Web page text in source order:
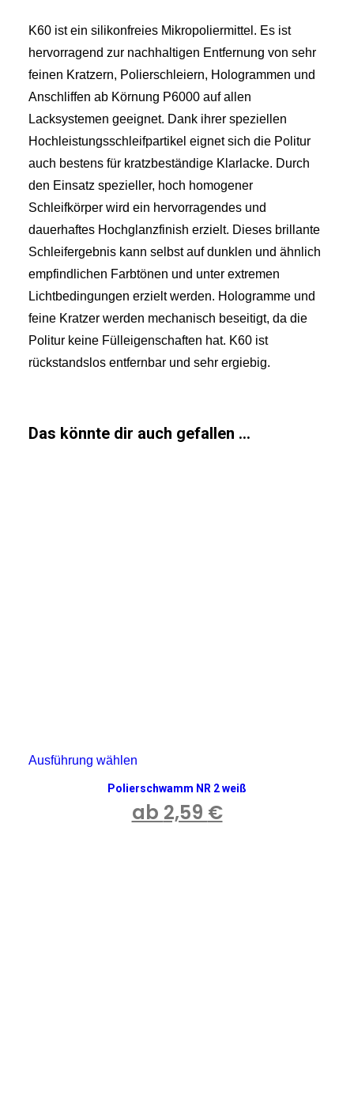
LOGIN / REGISTER
WARENKORB
K60 ist ein silikonfreies Mikropoliermittel. Es ist
hervorragend zur nachhaltigen Entfernung von sehr
feinen Kratzern, Polierschleiern, Hologrammen und
Anschliffen ab Körnung P6000 auf allen
Lacksystemen geeignet. Dank ihrer speziellen
Hochleistungsschleifpartikel eignet sich die Politur
auch bestens für kratzbeständige Klarlacke. Durch
den Einsatz spezieller, hoch homogener
Schleifkörper wird ein hervorragendes und
dauerhaftes Hochglanzfinish erzielt. Dieses brillante
Schleifergebnis kann selbst auf dunklen und ähnlich
empfindlichen Farbtönen und unter extremen
Lichtbedingungen erzielt werden. Hologramme und
feine Kratzer werden mechanisch beseitigt, da die
Politur keine Fülleigenschaften hat. K60 ist
rückstandslos entfernbar und sehr ergiebig.
Das könnte dir auch gefallen …
Ausführung wählen
weist
mehrere
Varianten
Polierschwamm NR 2 weiß
ab 2,59 €